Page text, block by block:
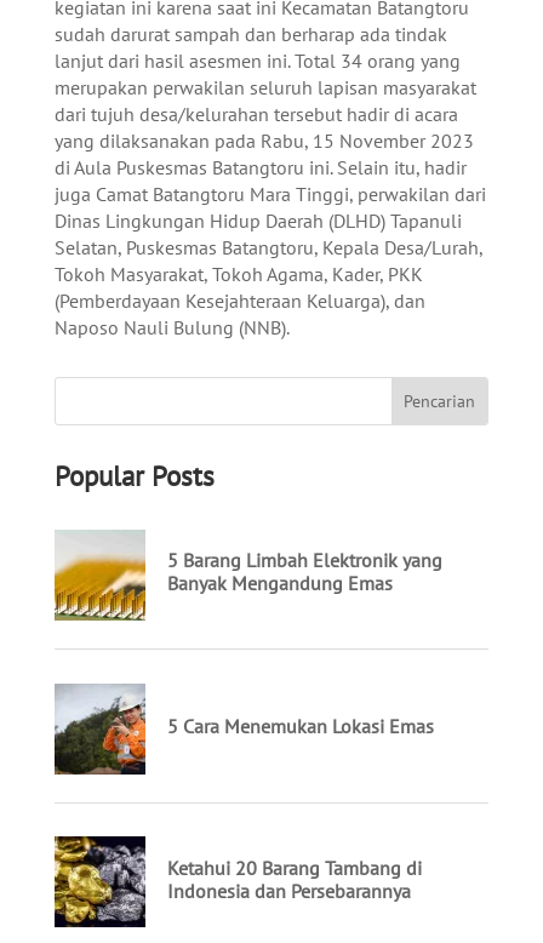
kegiatan ini karena saat ini Kecamatan Batangtoru
sudah darurat sampah dan berharap ada tindak
lanjut dari hasil asesmen ini. Total 34 orang yang
merupakan perwakilan seluruh lapisan masyarakat
dari tujuh desa/kelurahan tersebut hadir di acara
yang dilaksanakan pada Rabu, 15 November 2023
di Aula Puskesmas Batangtoru ini. Selain itu, hadir
juga Camat Batangtoru Mara Tinggi, perwakilan dari
Dinas Lingkungan Hidup Daerah (DLHD) Tapanuli
Selatan, Puskesmas Batangtoru, Kepala Desa/Lurah,
Tokoh Masyarakat, Tokoh Agama, Kader, PKK
(Pemberdayaan Kesejahteraan Keluarga), dan
Naposo Nauli Bulung (NNB).
Popular Posts